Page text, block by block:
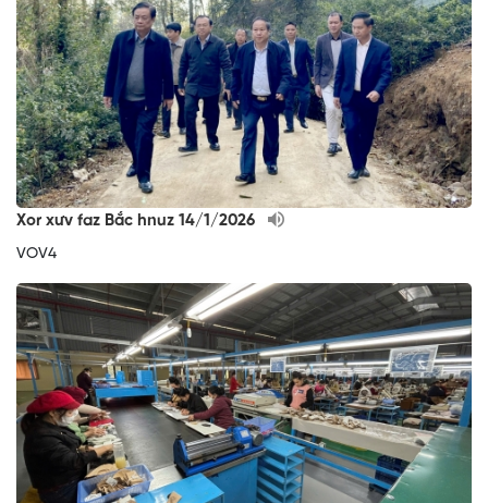
Xor xưv faz Bắc hnuz 14/1/2026
VOV4